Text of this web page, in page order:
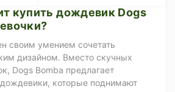
купить дождевик Dogs
своим умением сочетать
дизайном. Вместо скучных
Dogs Bomba предлагает
которые поднимают